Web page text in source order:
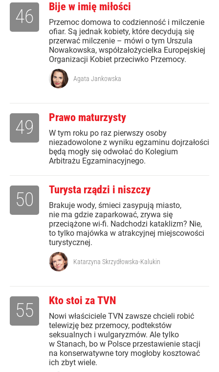
Bije w imię miłości
Przemoc domowa to codzienność i milczenie
ofiar. Są jednak kobiety, które decydują się
przerwać milczenie – mówi o tym Urszula
Nowakowska, współzałożycielka Europejskiej
Organizacji Kobiet przeciwko Przemocy.
46
Agata Jankowska
Prawo maturzysty
W tym roku po raz pierwszy osoby
niezadowolone z wyniku egzaminu dojrzałości
będą mogły się odwołać do Kolegium
Arbitrażu Egzaminacyjnego.
49
Turysta rządzi i niszczy
Brakuje wody, śmieci zasypują miasto,
nie ma gdzie zaparkować, zrywa się
przeciążone wi-fi. Nadchodzi kataklizm? Nie,
to tylko majówka w atrakcyjnej miejscowości
turystycznej.
50
Katarzyna Skrzydłowska-Kalukin
Kto stoi za TVN
Nowi właściciele TVN zawsze chcieli robić
telewizję bez przemocy, podtekstów
seksualnych i wulgaryzmów. Ale tylko
w Stanach, bo w Polsce przestawienie stacji
na konserwatywne tory mogłoby kosztować
ich zbyt wiele.
55